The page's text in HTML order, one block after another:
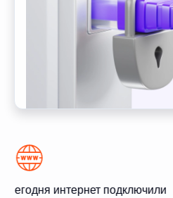
Сегодня интернет подключили